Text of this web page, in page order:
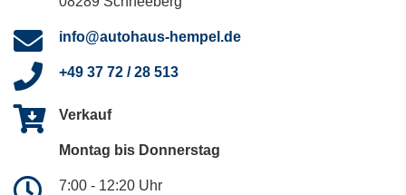
info@autohaus-hempel.de
+49 37 72 / 28 513
Verkauf
Montag bis Donnerstag
7:00 - 12:20 Uhr